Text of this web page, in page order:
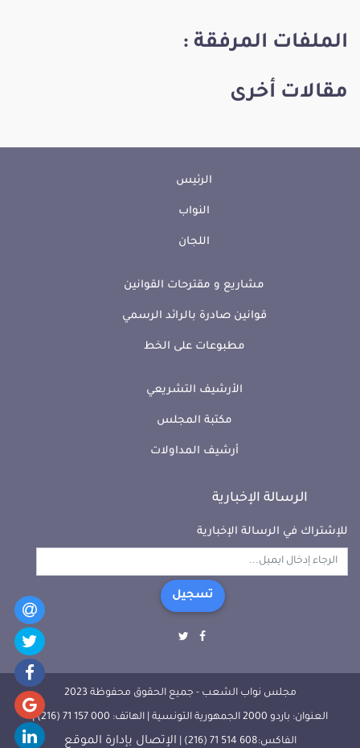
الملفات المرفقة :
مقالات أخرى
الرئيس
النواب
اللجان
مشاريع و مقترحات القوانين
قوانين صادرة بالرائد الرسمي
مطبوعات على الخط
الأرشيف التشريعي
مكتبة المجلس
أرشيف المداولات
الرسالة الإخبارية
للإشتراك في الرسالة الإخبارية
تسجيل
مجلس نواب الشعب - جميع الحقوق محفوظة 2023
العنوان: باردو 2000 الجمهورية التونسية | الهاتف: 000 157 71 (216) |
الفاكس:608 514 71 (216) | الإتصال بإدارة الموقع